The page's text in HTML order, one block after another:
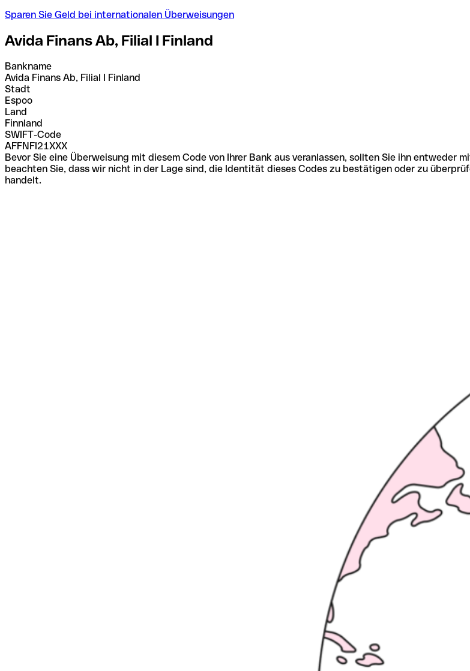
Sparen Sie Geld bei internationalen Überweisungen
Avida Finans Ab, Filial I Finland
Bankname
Avida Finans Ab, Filial I Finland
Stadt
Espoo
Land
Finnland
SWIFT-Code
AFFNFI21XXX
Bevor Sie eine Überweisung mit diesem Code von Ihrer Bank aus veranlassen, sollten Sie ihn
beachten Sie, dass wir nicht in der Lage sind, die Identität dieses Codes zu bestätigen oder zu
handelt.